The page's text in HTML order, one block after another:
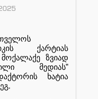
ქარტიას
მოქალაქე
ზვიად
მედიას”
ხატია
.